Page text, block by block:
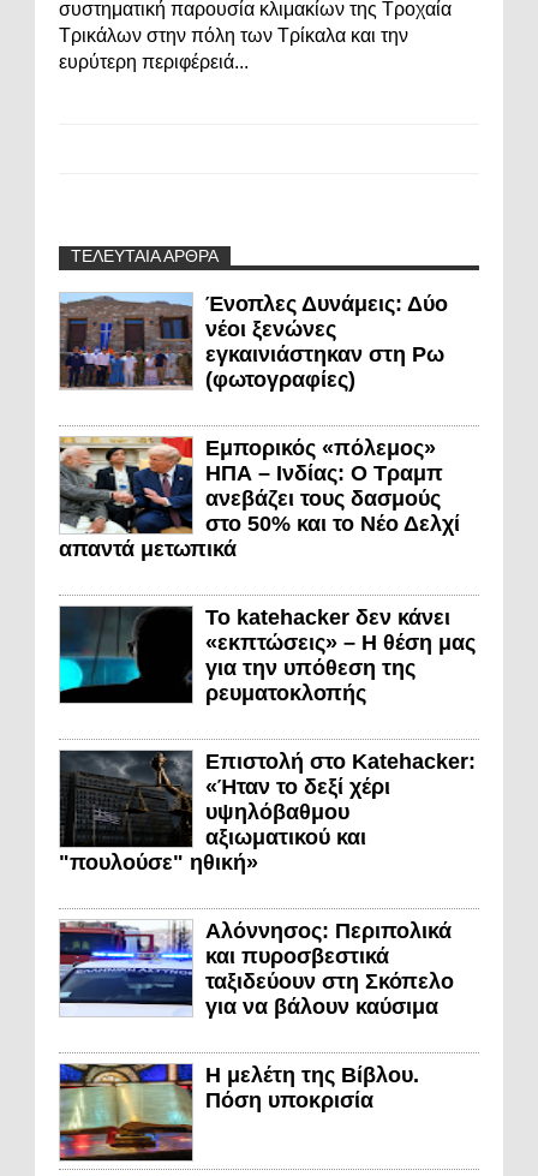
συστηματική παρουσία κλιμακίων της Τροχαία
Τρικάλων στην πόλη των Τρίκαλα και την
ευρύτερη περιφέρειά...
ΤΕΛΕΥΤΑΙΑ ΑΡΘΡΑ
Ένοπλες Δυνάμεις: Δύο
νέοι ξενώνες
εγκαινιάστηκαν στη Ρω
(φωτογραφίες)
Εμπορικός «πόλεμος»
ΗΠΑ – Ινδίας: Ο Τραμπ
ανεβάζει τους δασμούς
στο 50% και το Νέο Δελχί
απαντά μετωπικά
Το katehacker δεν κάνει
«εκπτώσεις» – Η θέση μας
για την υπόθεση της
ρευματοκλοπής
Επιστολή στο Katehacker:
«Ήταν το δεξί χέρι
υψηλόβαθμου
αξιωματικού και
"πουλούσε" ηθική»
Αλόννησος: Περιπολικά
και πυροσβεστικά
ταξιδεύουν στη Σκόπελο
για να βάλουν καύσιμα
Η μελέτη της Βίβλου.
Πόση υποκρισία